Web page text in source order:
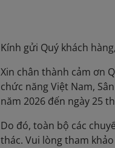
Kính gửi Quý khách hàng,
Xin chân thành cảm ơn
chức năng Việt Nam,
năm 2026 đến ngày 25
Do đó, toàn bộ các
thác. Vui lòng tham